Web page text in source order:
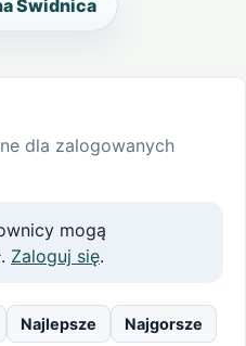
Świdnica
dla zalogowanych
mogą
Zaloguj się.
Najlepsze Najgorsze